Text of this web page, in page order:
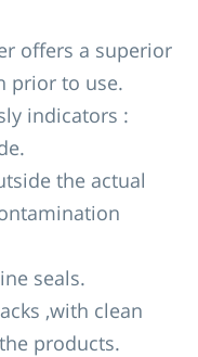
offers a superior
prior to use.
indicators :
the actual
seals.
,with clean
products.